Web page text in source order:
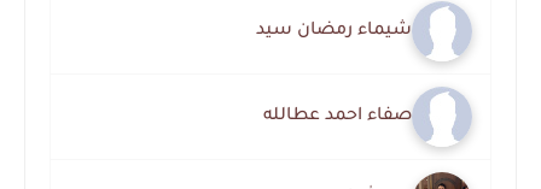
شيماء رمضان سيد
صفاء احمد عطالله